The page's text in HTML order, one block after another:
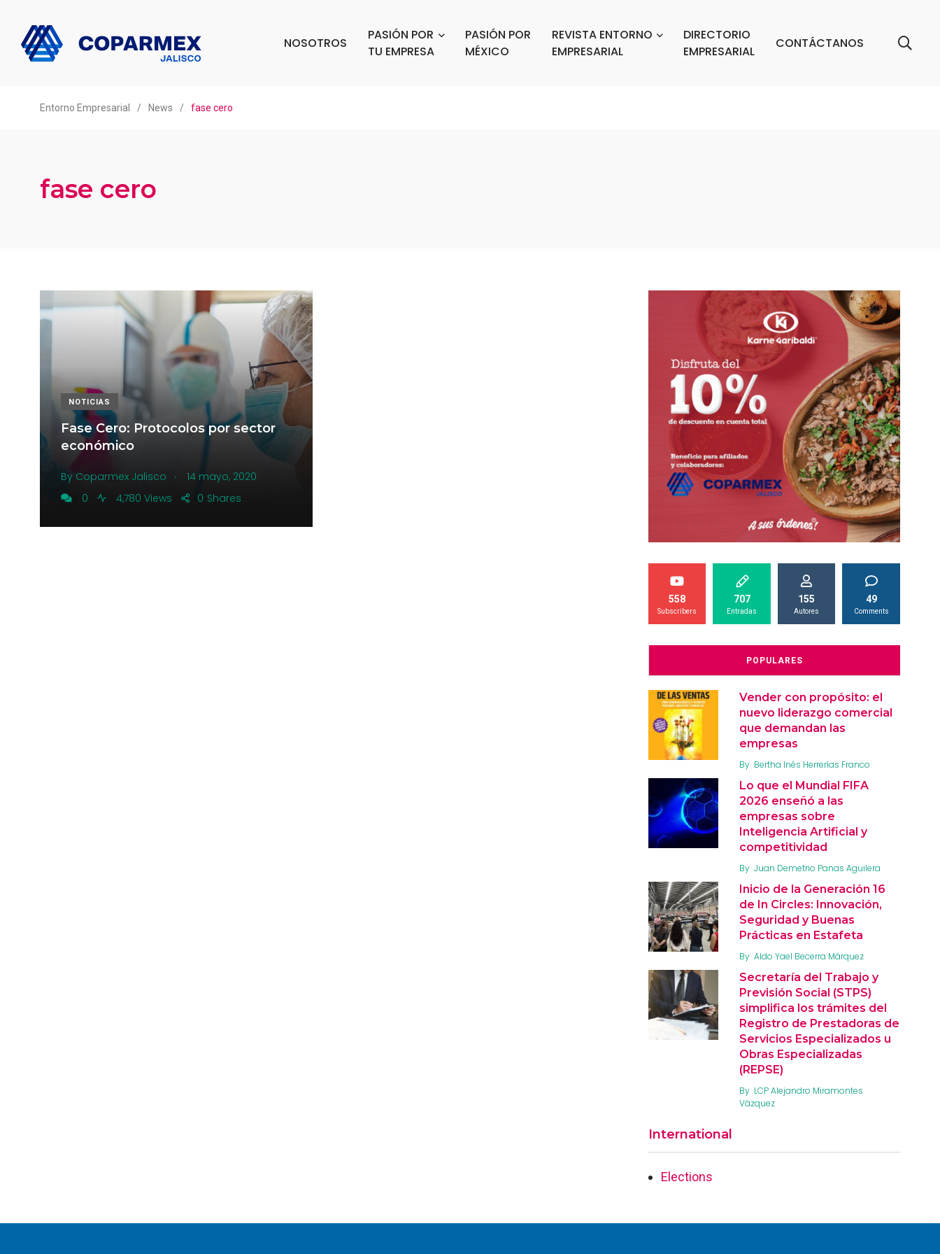
NOSOTROS
PASIÓN POR
TU EMPRESA
PASIÓN POR
MÉXICO
REVISTA ENTORNO
EMPRESARIAL
DIRECTORIO
EMPRESARIAL
CONTÁCTANOS
Entorno Empresarial / News / fase cero
fase cero
NOTICIAS
Fase Cero: Protocolos por sector
económico
By Coparmex Jalisco .
14 mayo, 2020
0
4,780 Views Shares
0
558
Subscribers
707
Entradas
155
Autores
49
Comments
POPULARES
Vender con propósito: el
nuevo liderazgo comercial
que demandan las
empresas
By Bertha Inés Herrerías Franco
Lo que el Mundial FIFA
2026 enseñó a las
empresas sobre
Inteligencia Artificial y
competitividad
By Juan Demetrio Panas Aguilera
Inicio de la Generación 16
de In Circles: Innovación,
Seguridad y Buenas
Prácticas en Estafeta
By Aldo Yael Becerra Márquez
Secretaría del Trabajo y
Previsión Social (STPS)
simplifica los trámites del
Registro de Prestadoras de
Servicios Especializados u
Obras Especializadas
(REPSE)
By LCP Alejandro Miramontes
Vázquez
International
Elections